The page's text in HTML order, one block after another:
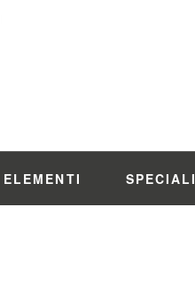
ELEMENTI SPECIALI